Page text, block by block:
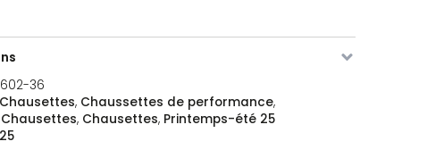
36
Chausettes, Chaussettes de performance,
Chausettes, Chausettes, Printemps-été 25